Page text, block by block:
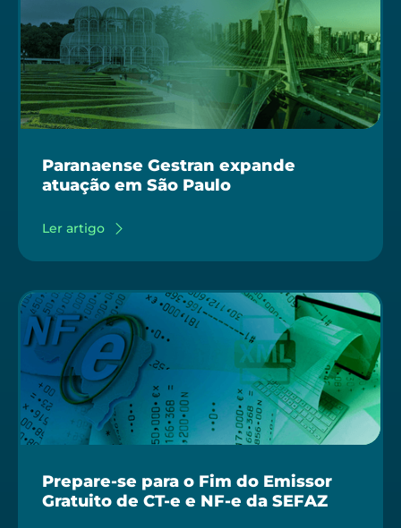
Paranaense Gestran expande
atuação em São Paulo
Ler artigo
Prepare-se para o Fim do Emissor
Gratuito de CT-e e NF-e da SEFAZ